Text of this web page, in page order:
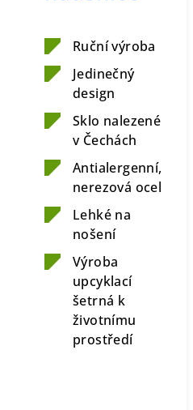
Ruční výroba
Jedinečný
design
Sklo nalezené
v Čechách
Antialergenní,
nerezová ocel
Lehké na
nošení
Výroba
upcyklací
šetrná k
životnímu
prostředí